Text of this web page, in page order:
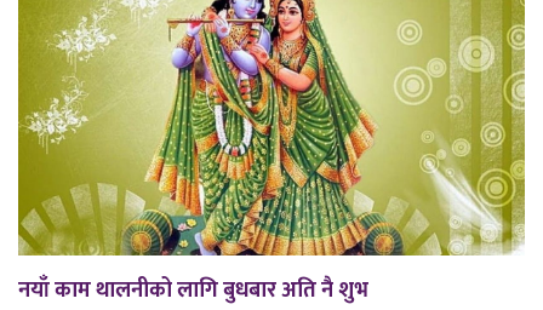
नयाँ काम थालनीको लागि बुधबार अति नै शुभ